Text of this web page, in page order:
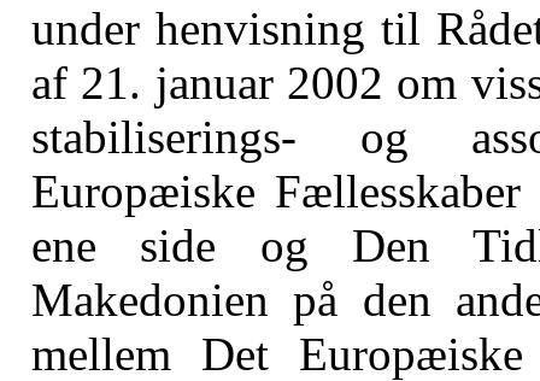
under henvisning til
af 21. januar 2002 om
stabiliserings- og
Europæiske Fællesskaber
ene side og Den
Makedonien på den
mellem Det